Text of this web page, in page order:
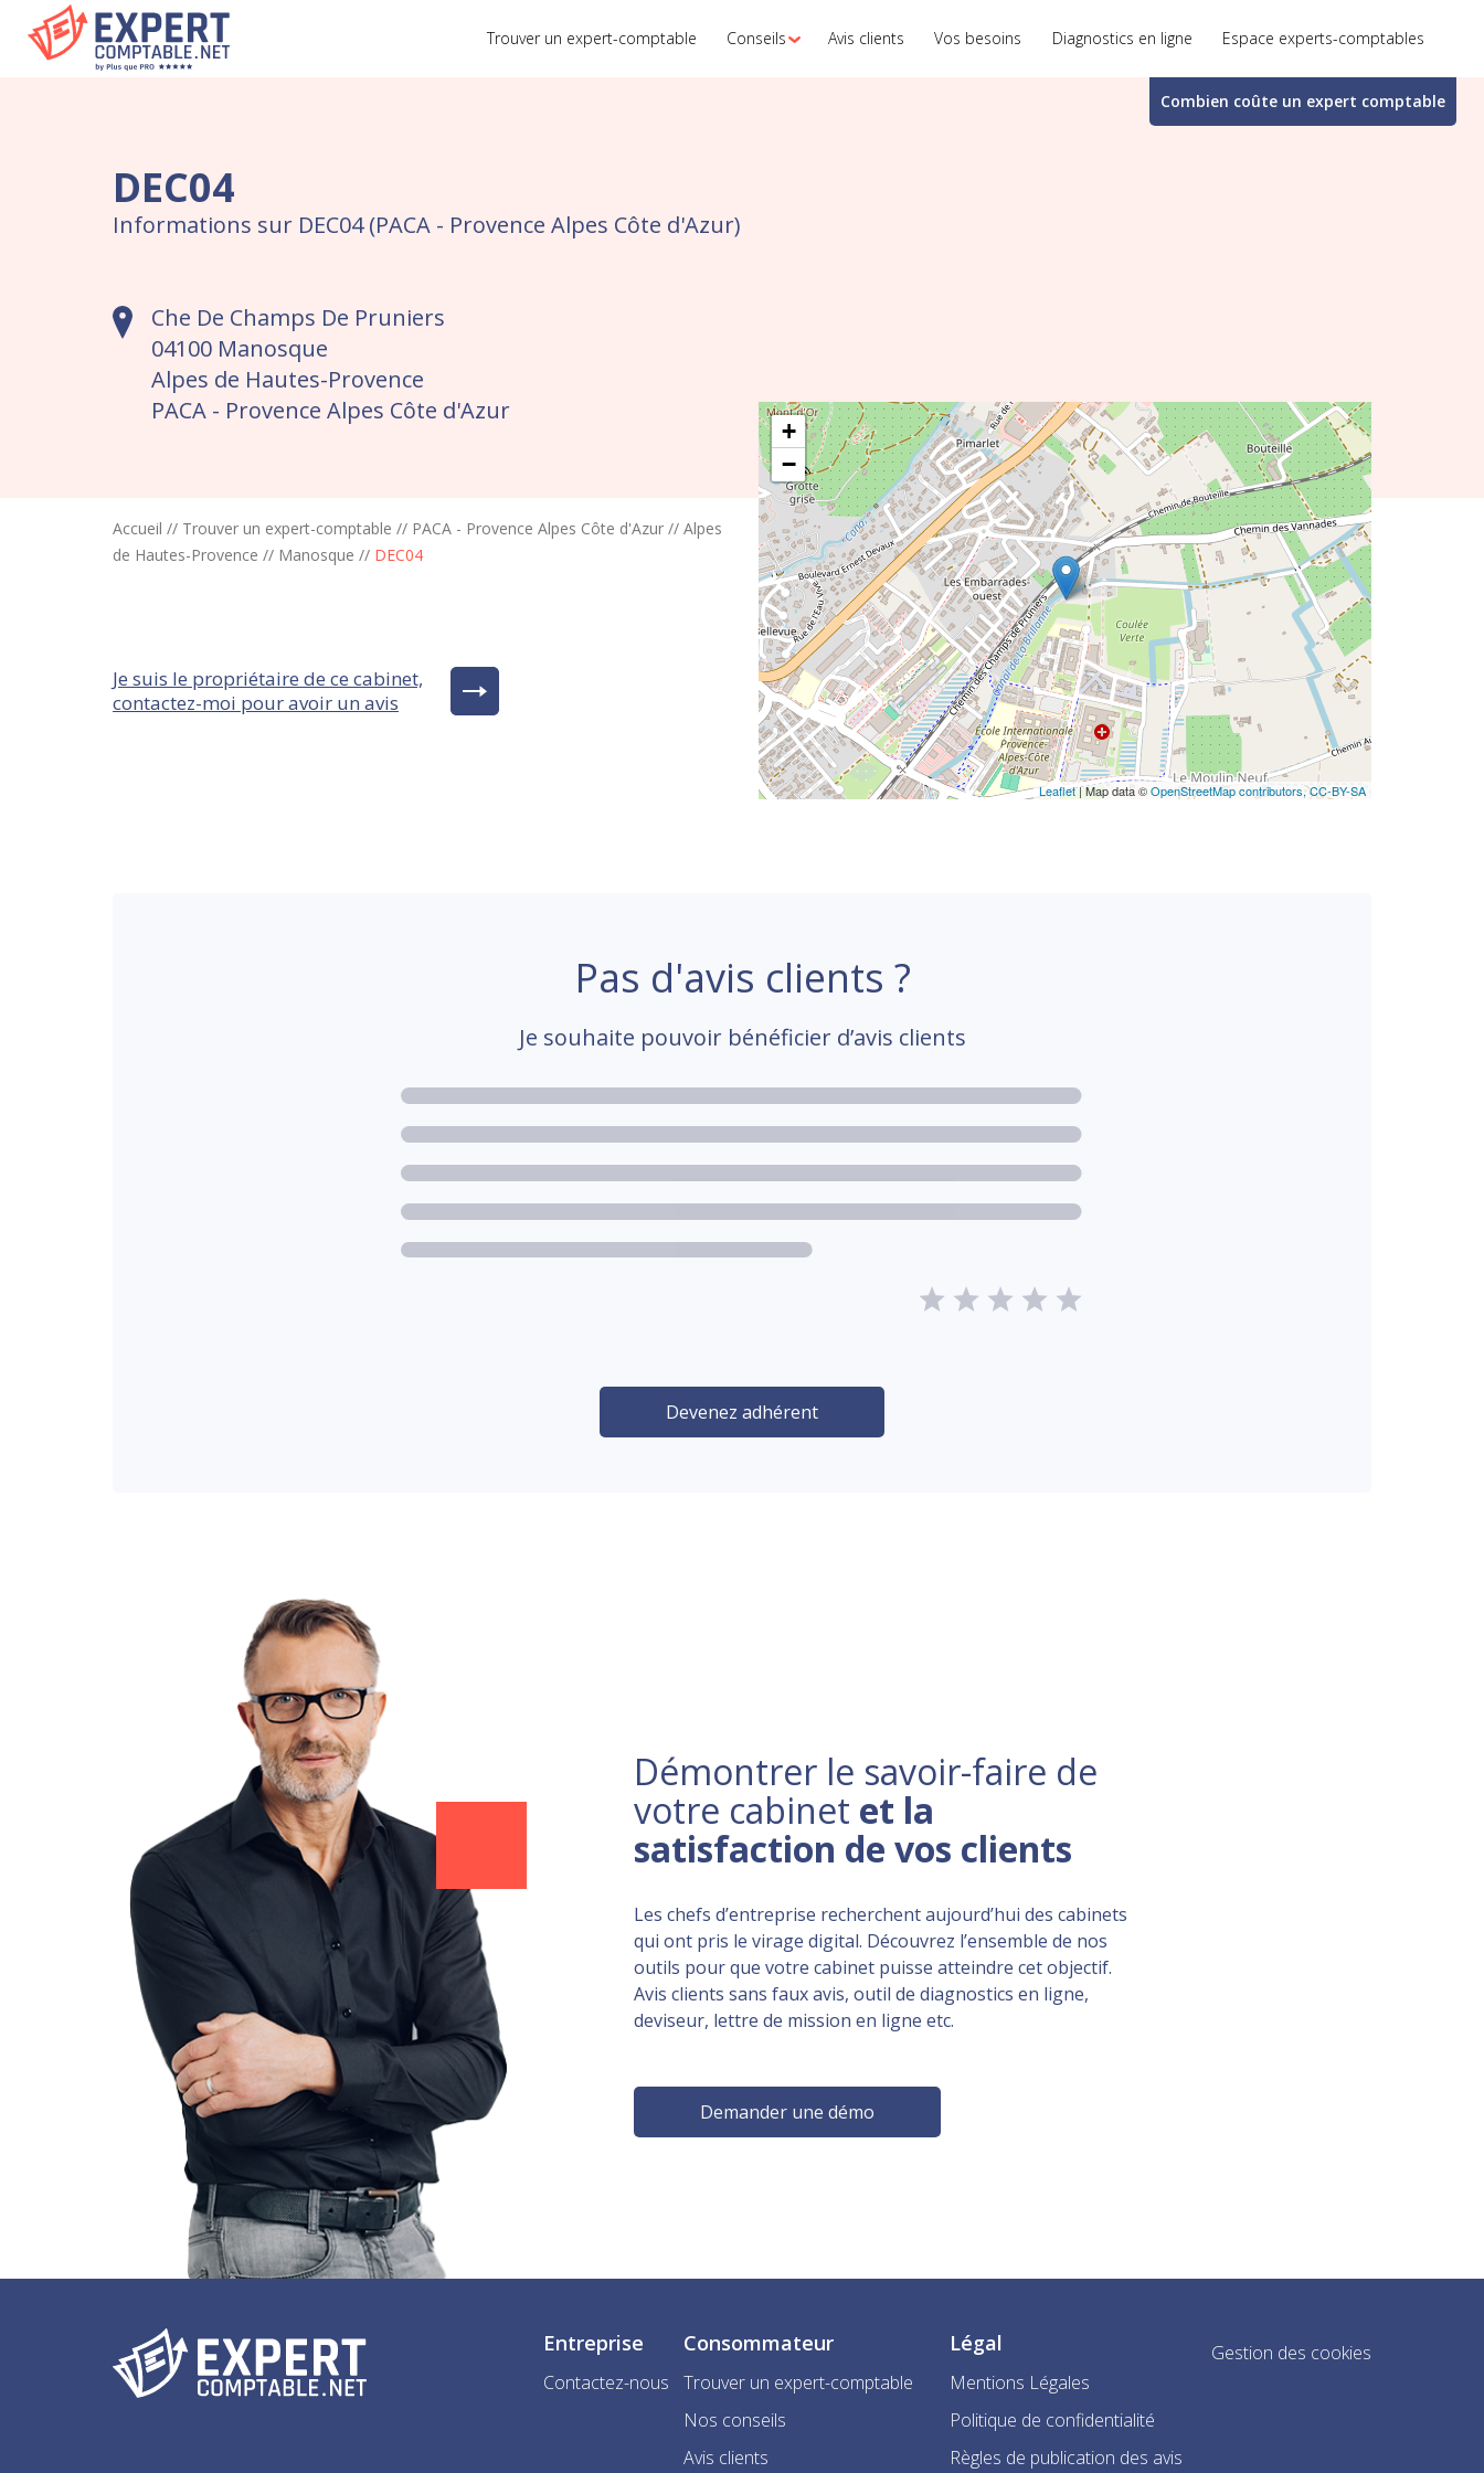
Trouver un expert-comptable Conseils Avis clients Vos besoins Diagnostics en ligne Espace experts-comptables
Combien coûte un expert comptable
DEC04
Informations sur DEC04 (PACA - Provence Alpes Côte d'Azur)
Che De Champs De Pruniers
04100 Manosque
Alpes de Hautes-Provence
PACA - Provence Alpes Côte d'Azur
+
−
Leaflet| Map data ©OpenStreetMap contributors,CC-BY-SA
Accueil // Trouver un expert-comptable // PACA - Provence Alpes Côte d'Azur // Alpes
de Hautes-Provence // Manosque // DEC04
Je suis le propriétaire de ce cabinet,
contactez-moi pour avoir un avis
Pas d'avis clients ?
Je souhaite pouvoir bénéficier d’avis clients
Devenez adhérent
Démontrer le savoir-faire de
votre cabinet et la
satisfaction de vos clients
Les chefs d’entreprise recherchent aujourd’hui des cabinets
qui ont pris le virage digital. Découvrez l’ensemble de nos
outils pour que votre cabinet puisse atteindre cet objectif.
Avis clients sans faux avis, outil de diagnostics en ligne,
deviseur, lettre de mission en ligne etc.
Demander une démo
Entreprise
Contactez-nous
Consommateur
Trouver un expert-comptable
Nos conseils
Avis clients
Légal
Mentions Légales
Politique de confidentialité
Règles de publication des avis
Gestion des cookies